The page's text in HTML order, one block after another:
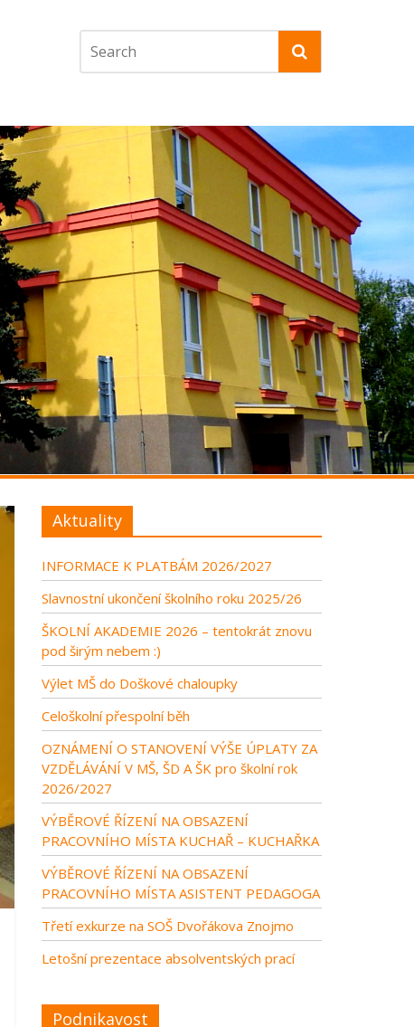
Aktuality
INFORMACE K PLATBÁM 2026/2027
Slavnostní ukončení školního roku 2025/26
ŠKOLNÍ AKADEMIE 2026 – tentokrát znovu
pod širým nebem :)
Výlet MŠ do Doškové chaloupky
Celoškolní přespolní běh
OZNÁMENÍ O STANOVENÍ VÝŠE ÚPLATY ZA
VZDĚLÁVÁNÍ V MŠ, ŠD A ŠK pro školní rok
2026/2027
VÝBĚROVÉ ŘÍZENÍ NA OBSAZENÍ
PRACOVNÍHO MÍSTA KUCHAŘ – KUCHAŘKA
VÝBĚROVÉ ŘÍZENÍ NA OBSAZENÍ
PRACOVNÍHO MÍSTA ASISTENT PEDAGOGA
Třetí exkurze na SOŠ Dvořákova Znojmo
Letošní prezentace absolventských prací
Podnikavost